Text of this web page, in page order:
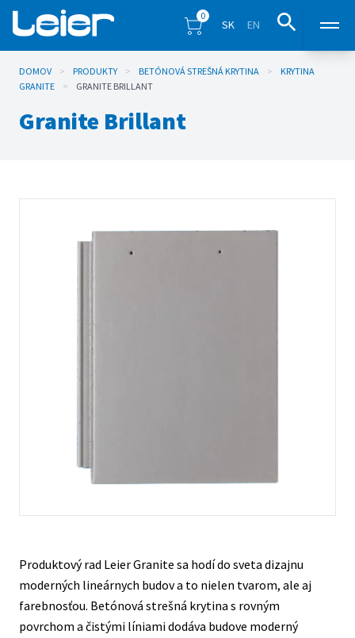
0
SK EN
Produkty
Predajné miesta
DOMOV > PRODUKTY > BETÓNOVÁ STREŠNÁ KRYTINA >
KRYTINA
GRANITE
> GRANITE BRILLANT
Granite Brillant
Produktový rad Leier Granite sa hodí do sveta dizajnu
moderných lineárnych budov a to nielen tvarom, ale aj
farebnosťou. Betónová strešná krytina s rovným
povrchom a čistými líniami dodáva budove moderný